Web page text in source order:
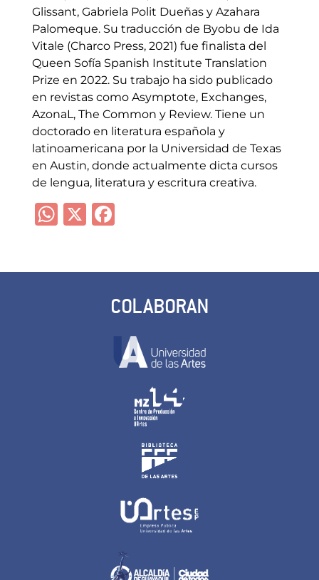
Glissant, Gabriela Polit Dueñas y Azahara
Palomeque. Su traducción de Byobu de Ida
Vitale (Charco Press, 2021) fue finalista del
Queen Sofía Spanish Institute Translation
Prize en 2022. Su trabajo ha sido publicado
en revistas como Asymptote, Exchanges,
AzonaL, The Common y Review. Tiene un
doctorado en literatura española y
latinoamericana por la Universidad de Texas
en Austin, donde actualmente dicta cursos
de lengua, literatura y escritura creativa.
WhatsApp
X Facebook
COLABORAN